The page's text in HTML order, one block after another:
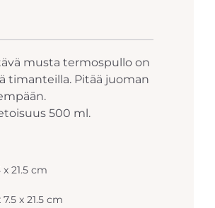
musta termospullo on
timanteilla. Pitää juoman
500 ml.
x 21.5 cm
7.5 x 21.5 cm